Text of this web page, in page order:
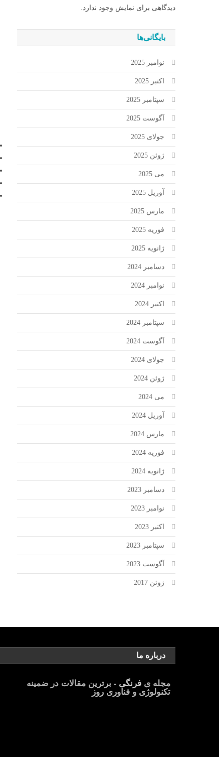
دیدگاهی برای نمایش وجود ندارد.
بایگانی‌ها
نوامبر 2025
اکتبر 2025
سپتامبر 2025
آگوست 2025
جولای 2025
ژوئن 2025
می 2025
آوریل 2025
مارس 2025
فوریه 2025
ژانویه 2025
دسامبر 2024
نوامبر 2024
اکتبر 2024
سپتامبر 2024
آگوست 2024
جولای 2024
ژوئن 2024
می 2024
آوریل 2024
مارس 2024
فوریه 2024
ژانویه 2024
دسامبر 2023
نوامبر 2023
اکتبر 2023
سپتامبر 2023
آگوست 2023
ژوئن 2017
درباره ما
مجله یفرنگی - برترین مقالات در ضمینه
تکنولوژی و فناوری روز